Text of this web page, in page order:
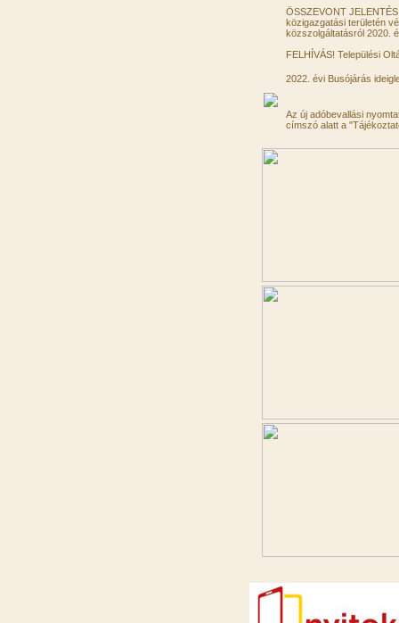
ÖSSZEVONT
közigazgatási területén
közszolgáltatásról 2020.
FELHÍVÁS! Települési
2022. évi Busójárás
Az új adóbevallási
címszó alatt a